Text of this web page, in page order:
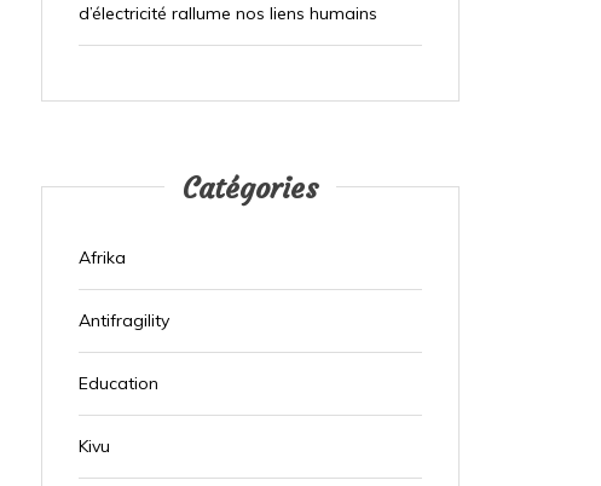
d’électricité rallume nos liens humains
Catégories
Afrika
Antifragility
Education
Kivu